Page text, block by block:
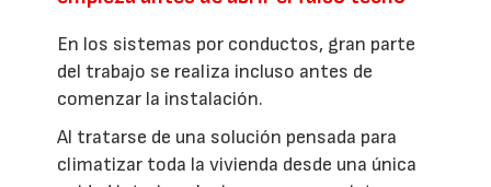
En los sistemas por conductos, gran parte
del trabajo se realiza incluso antes de
comenzar la instalación.
Al tratarse de una solución pensada para
climatizar toda la vivienda desde una única